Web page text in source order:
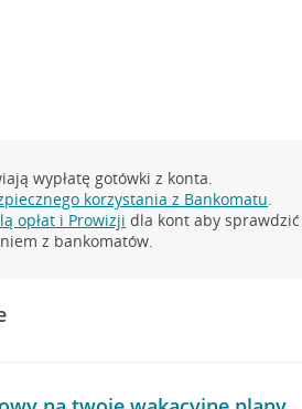
wypłatę gotówki z konta.
korzystania z Bankomatu.
opłat i Prowizji dla kont aby sprawdzić
z bankomatów.